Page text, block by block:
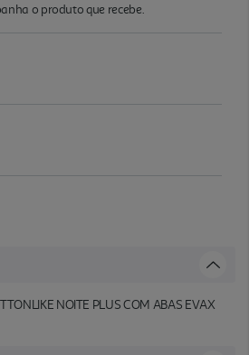
o produto que recebe.
NOITE PLUS COM ABAS EVAX